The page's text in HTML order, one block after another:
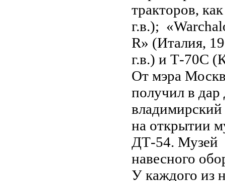
тракторов,
г.в.);
R» (Италия,
г.в.) и Т-70С
От мэра
получил в дар
на открытии
ДТ-54. Музей
навесного
У каждого из